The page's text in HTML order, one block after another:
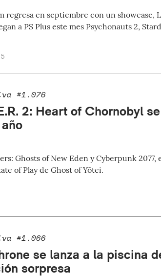
regresa en septiembre con un
a PS Plus este mes Psychonauts 2,
#1.076
2: Heart of Chornobyl
Ghosts of New Eden y Cyberpunk
of Play de Ghost of Yōtei.
#1.066
se lanza a la piscina
sorpresa